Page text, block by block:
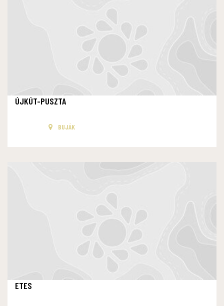
ÚJKÚT-PUSZTA
BUJÁK
ETES